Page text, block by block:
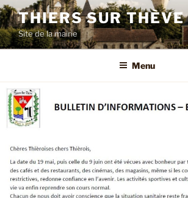
Aller
au
contenu
principal
THIERS SUR THÈVE
Site de la mairie
Menu